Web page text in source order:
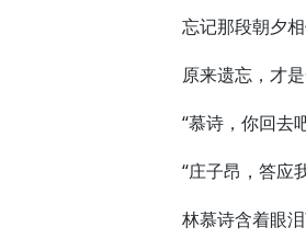
忘记那段朝夕相
原来遗忘，才是
“慕诗，你回去
“庄子昂，答应
林慕诗含着眼泪